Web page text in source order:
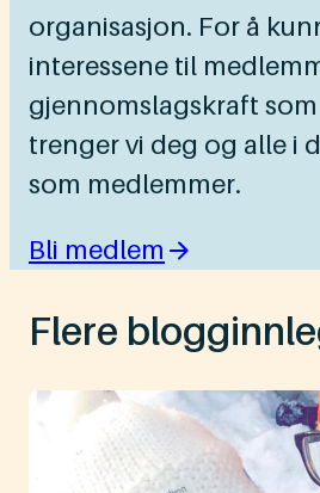
organisasjon. For å
interessene til
gjennomslagskraft
trenger vi deg og alle i
som medlemmer.
Bli medlem
Flere